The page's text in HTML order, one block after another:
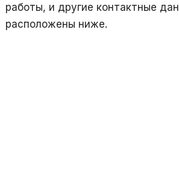
работы, и другие контактные
расположены ниже.